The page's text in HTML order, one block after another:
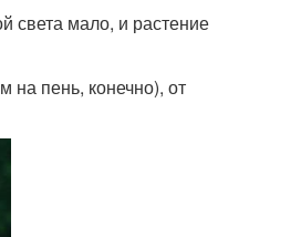
света мало, и растение
на пень, конечно), от